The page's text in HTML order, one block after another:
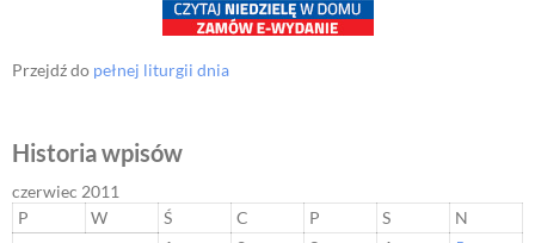
Przejdź do pełnej liturgii dnia
Historia wpisów
czerwiec 2011
P
W Ś C P S
N